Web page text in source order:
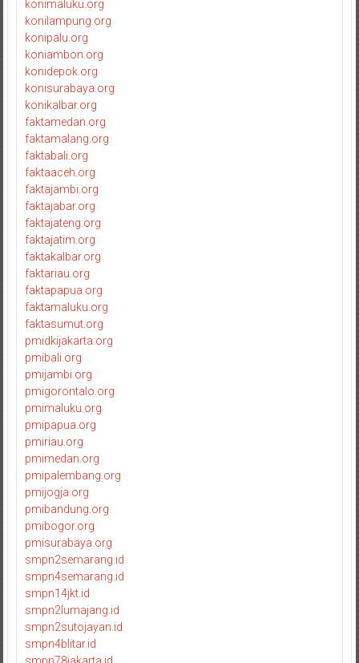
konimaluku.org
konilampung.org
konipalu.org
koniambon.org
konidepok.org
konisurabaya.org
konikalbar.org
faktamedan.org
faktamalang.org
faktabali.org
faktaaceh.org
faktajambi.org
faktajabar.org
faktajateng.org
faktajatim.org
faktakalbar.org
faktariau.org
faktapapua.org
faktamaluku.org
faktasumut.org
pmidkijakarta.org
pmibali.org
pmijambi.org
pmigorontalo.org
pmimaluku.org
pmipapua.org
pmiriau.org
pmimedan.org
pmipalembang.org
pmijogja.org
pmibandung.org
pmibogor.org
pmisurabaya.org
smpn2semarang.id
smpn4semarang.id
smpn14jkt.id
smpn2lumajang.id
smpn2sutojayan.id
smpn4blitar.id